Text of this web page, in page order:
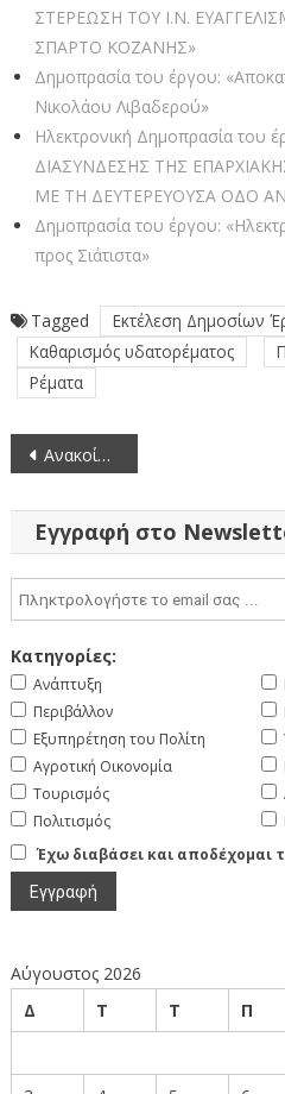
ΣΤΕΡΕΩΣΗ ΤΟΥ Ι.Ν.
ΣΠΑΡΤΟ ΚΟΖΑΝΗΣ»
Δημοπρασία του έργου:
Νικολάου Λιβαδερού»
Ηλεκτρονική Δημοπρασία
ΔΙΑΣΥΝΔΕΣΗΣ ΤΗΣ
ΜΕ ΤΗ ΔΕΥΤΕΡΕΥΟΥΣΑ ΟΔΟ
Δημοπρασία του έργου:
προς Σιάτιστα»
Tagged
Εκτέλεση Δημοσίων
Καθαρισμός υδατορέματος
Ρέματα
Πλοήγηση
άρθρων
Ανακοίνωση Περίληψης Πράξης Επιβολής Προστίμου στην επιχείρηση ΔΕΡΜΕΝΤΖΟΓΛΟΥ Σ. & Σ. Ο.Ε., ΒΙΟΤΕΧΝΙΑ ΥΠΟΔΗΜΑΤΩΝ
Εγγραφή στο
Κατηγορίες:
Ανάπτυξη
Περιβάλλον
Εξυπηρέτηση του Πολίτη
Αγροτική Οικονομία
Τουρισμός
Πολιτισμός
Έχω διαβάσει και αποδέχομαι
Αύγουστος 2026
Δ
Τ Τ Π